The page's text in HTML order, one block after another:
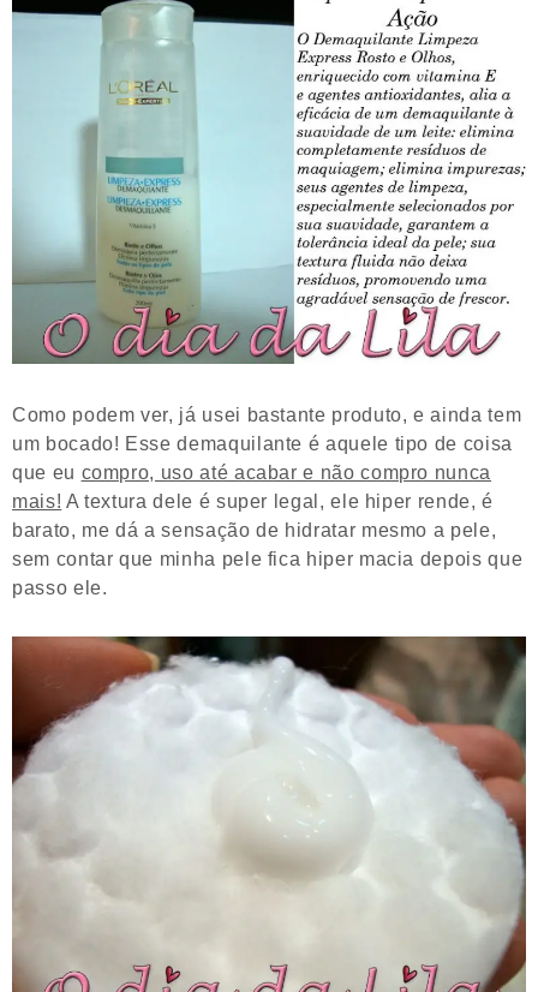
Como podem ver, já usei bastante produto, e ainda tem
um bocado! Esse demaquilante é aquele tipo de coisa
que eu compro, uso até acabar e não compro nunca
mais! A textura dele é super legal, ele hiper rende, é
barato, me dá a sensação de hidratar mesmo a pele,
sem contar que minha pele fica hiper macia depois que
passo ele.